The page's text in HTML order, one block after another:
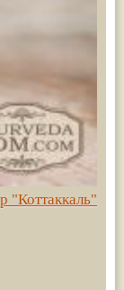
"Коттаккаль"